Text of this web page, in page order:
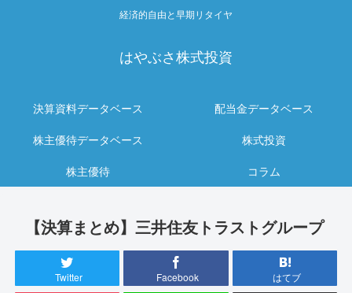
経済的自由と早期リタイヤ
はやぶさ株式投資
決算資料データベース
配当金データベース
株主優待データベース
株式投資
株主優待
コラム
【決算まとめ】三井住友トラストグループ
Twitter Facebook はてブ